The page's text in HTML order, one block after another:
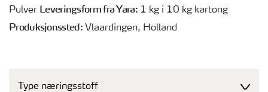
Pulver Leveringsform fra Yara: 1 kg i 10 kg kartong
Produksjonssted: Vlaardingen, Holland
Type næringsstoff